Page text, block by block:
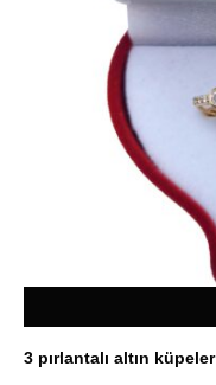
3 pırlantalı altın küpeler